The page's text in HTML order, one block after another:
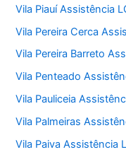
Vila Piauí Assistência
Vila Pereira Cerca
Vila Pereira Barreto
Vila Penteado
Vila Pauliceia
Vila Palmeiras
Vila Paiva Assistência